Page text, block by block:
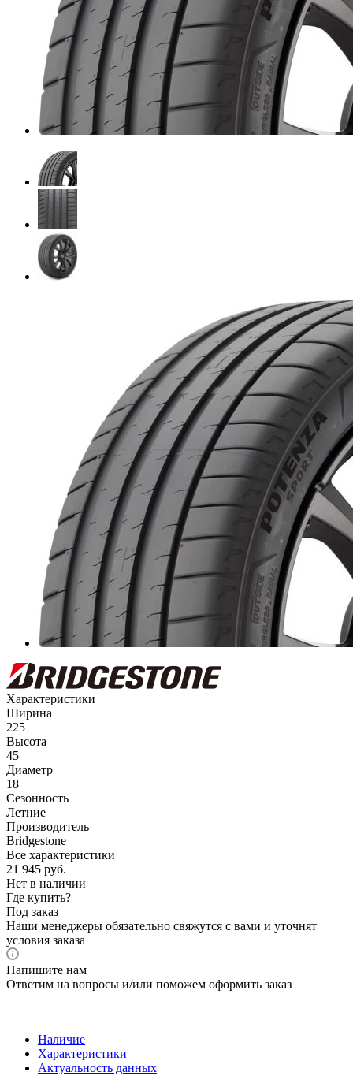
Характеристики
Ширина
225
Высота
45
Диаметр
18
Сезонность
Летние
Производитель
Bridgestone
Все характеристики
21 945 руб.
Нет в наличии
Где купить?
Под заказ
Наши менеджеры обязательно свяжутся с вами и уточнят
условия заказа
Напишите нам
Ответим на вопросы и/или поможем оформить заказ
Наличие
Характеристики
Актуальность данных